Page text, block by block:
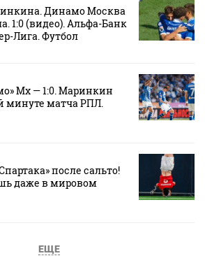
Динамо Москва
1:0 (видео). Альфа-Банк
Лига. Футбол
Мх — 1:0. Маринкин
минуте матча РПЛ.
после сальто!
даже в мировом
ЕЩЕ